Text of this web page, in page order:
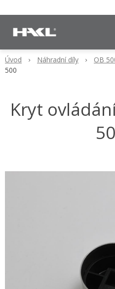
Úvod Náhradní díly OB
500
Kryt